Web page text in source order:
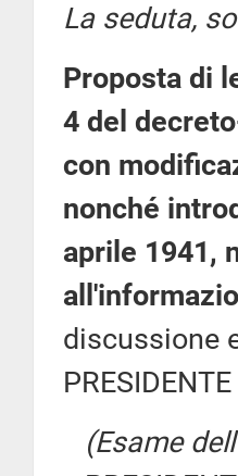
La seduta,
Proposta di
4 del
con
nonché
aprile 1941,
discussione
(Esame